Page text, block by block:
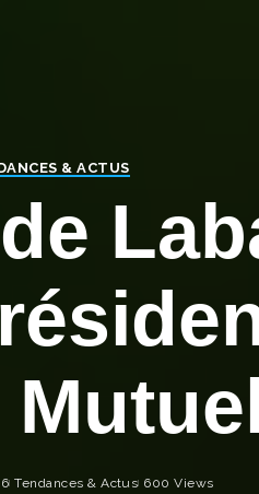
& ACTUS
Tendances & Actus 600 Views